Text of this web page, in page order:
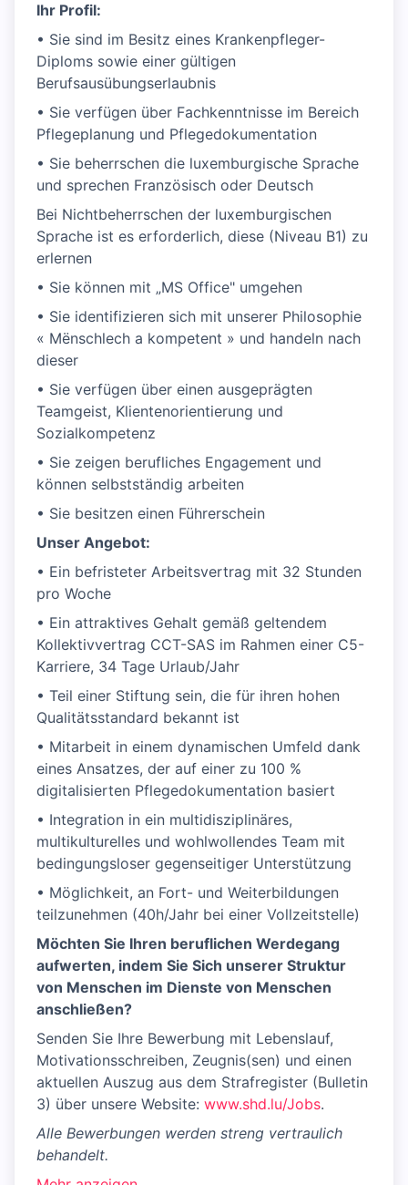
Ihr Profil:
• Sie sind im Besitz eines Krankenpfleger-
Diploms sowie einer gültigen
Berufsausübungserlaubnis
• Sie verfügen über Fachkenntnisse im Bereich
Pflegeplanung und Pflegedokumentation
• Sie beherrschen die luxemburgische Sprache
und sprechen Französisch oder Deutsch
Bei Nichtbeherrschen der luxemburgischen
Sprache ist es erforderlich, diese (Niveau B1) zu
erlernen
• Sie können mit „MS Office" umgehen
• Sie identifizieren sich mit unserer Philosophie
« Mënschlech a kompetent » und handeln nach
dieser
• Sie verfügen über einen ausgeprägten
Teamgeist, Klientenorientierung und
Sozialkompetenz
• Sie zeigen berufliches Engagement und
können selbstständig arbeiten
• Sie besitzen einen Führerschein
Unser Angebot:
• Ein befristeter Arbeitsvertrag mit 32 Stunden
pro Woche
• Ein attraktives Gehalt gemäß geltendem
Kollektivvertrag CCT-SAS im Rahmen einer C5-
Karriere, 34 Tage Urlaub/Jahr
• Teil einer Stiftung sein, die für ihren hohen
Qualitätsstandard bekannt ist
• Mitarbeit in einem dynamischen Umfeld dank
eines Ansatzes, der auf einer zu 100 %
digitalisierten Pflegedokumentation basiert
• Integration in ein multidisziplinäres,
multikulturelles und wohlwollendes Team mit
bedingungsloser gegenseitiger Unterstützung
• Möglichkeit, an Fort- und Weiterbildungen
teilzunehmen (40h/Jahr bei einer Vollzeitstelle)
Möchten Sie Ihren beruflichen Werdegang
aufwerten, indem Sie Sich unserer Struktur
von Menschen im Dienste von Menschen
anschließen?
Senden Sie Ihre Bewerbung mit Lebenslauf,
Motivationsschreiben, Zeugnis(sen) und einen
aktuellen Auszug aus dem Strafregister (Bulletin
3) über unsere Website: www.shd.lu/Jobs.
Alle Bewerbungen werden streng vertraulich
behandelt.